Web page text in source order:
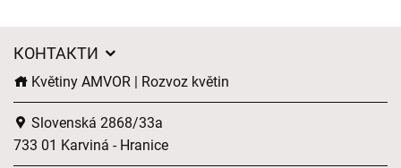
КОНТАКТИ
Květiny AMVOR | Rozvoz květin
Slovenská 2868/33a
733 01 Karviná - Hranice